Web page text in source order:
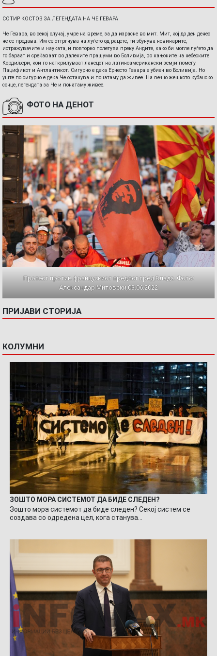
СОТИР КОСТОВ ЗА ЛЕГЕНДАТА НА ЧЕ ГЕВАРА
Че Гевара, во секој случај, умре на време, за да израсне во мит. Мит, кој до ден денес
не се предава. Им се оттргнува на луѓето од рацете, ги збунува новинарите,
истражувачите и науката, и повторно полетува преку Андите, како би могле луѓето да
го бараат и среќаваат во далеките прашуми во Боливија, во кањоните на небеските
Кордиљери, кои го наткрилуваат ланецот на латиноамерикански земји помеѓу
Пацификот и Антлантикот. Сигурно е дека Ернесто Гевара е убиен во Боливија. Но
уште по сигурно е дека Че останува и понатаму да живее. На вечно жешкото кубанско
сонце, легендата за Че и понатаму живее.
ФОТО НА ДЕНОТ
Протест против францускиот предлог пред Влада. Фото:
Александар Митовски,03.06.2022
ПРИЈАВИ СТОРИЈА
КОЛУМНИ
ЗОШТО МОРА СИСТЕМОТ ДА БИДЕ СЛЕДЕН?
Зошто мора системот да биде следен? Секој систем се
создава со одредена цел, кога станува…